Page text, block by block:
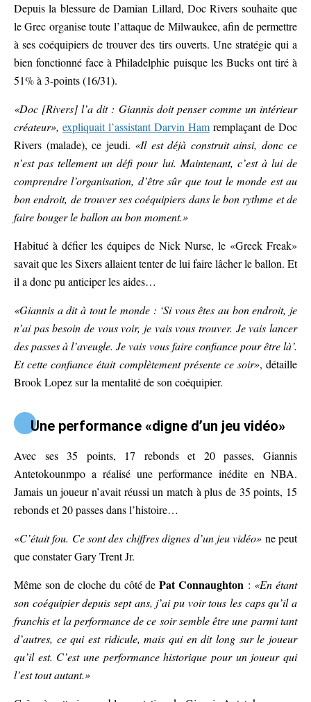
Depuis la blessure de Damian Lillard, Doc Rivers souhaite que
le Grec organise toute l’attaque de Milwaukee, afin de permettre
à ses coéquipiers de trouver des tirs ouverts. Une stratégie qui a
bien fonctionné face à Philadelphie puisque les Bucks ont tiré à
51% à 3-points (16/31).
«Doc [Rivers] l’a dit : Giannis doit penser comme un intérieur
créateur», expliquait l’assistant Darvin Ham remplaçant de Doc
Rivers (malade), ce jeudi. «Il est déjà construit ainsi, donc ce
n’est pas tellement un défi pour lui. Maintenant, c’est à lui de
comprendre l’organisation, d’être sûr que tout le monde est au
bon endroit, de trouver ses coéquipiers dans le bon rythme et de
faire bouger le ballon au bon moment.»
Habitué à défier les équipes de Nick Nurse, le «Greek Freak»
savait que les Sixers allaient tenter de lui faire lâcher le ballon. Et
il a donc pu anticiper les aides…
«Giannis a dit à tout le monde : ‘Si vous êtes au bon endroit, je
n’ai pas besoin de vous voir, je vais vous trouver. Je vais lancer
des passes à l’aveugle. Je vais vous faire confiance pour être là’.
Et cette confiance était complètement présente ce soir», détaille
Brook Lopez sur la mentalité de son coéquipier.
Une performance «digne d’un jeu vidéo»
Avec ses 35 points, 17 rebonds et 20 passes, Giannis
Antetokounmpo a réalisé une performance inédite en NBA.
Jamais un joueur n’avait réussi un match à plus de 35 points, 15
rebonds et 20 passes dans l’histoire…
«C’était fou. Ce sont des chiffres dignes d’un jeu vidéo» ne peut
que constater Gary Trent Jr.
Même son de cloche du côté dePat Connaughton : «En étant
son coéquipier depuis sept ans, j’ai pu voir tous les caps qu’il a
franchis et la performance de ce soir semble être une parmi tant
d’autres, ce qui est ridicule, mais qui en dit long sur le joueur
qu’il est. C’est une performance historique pour un joueur qui
l’est tout autant.»